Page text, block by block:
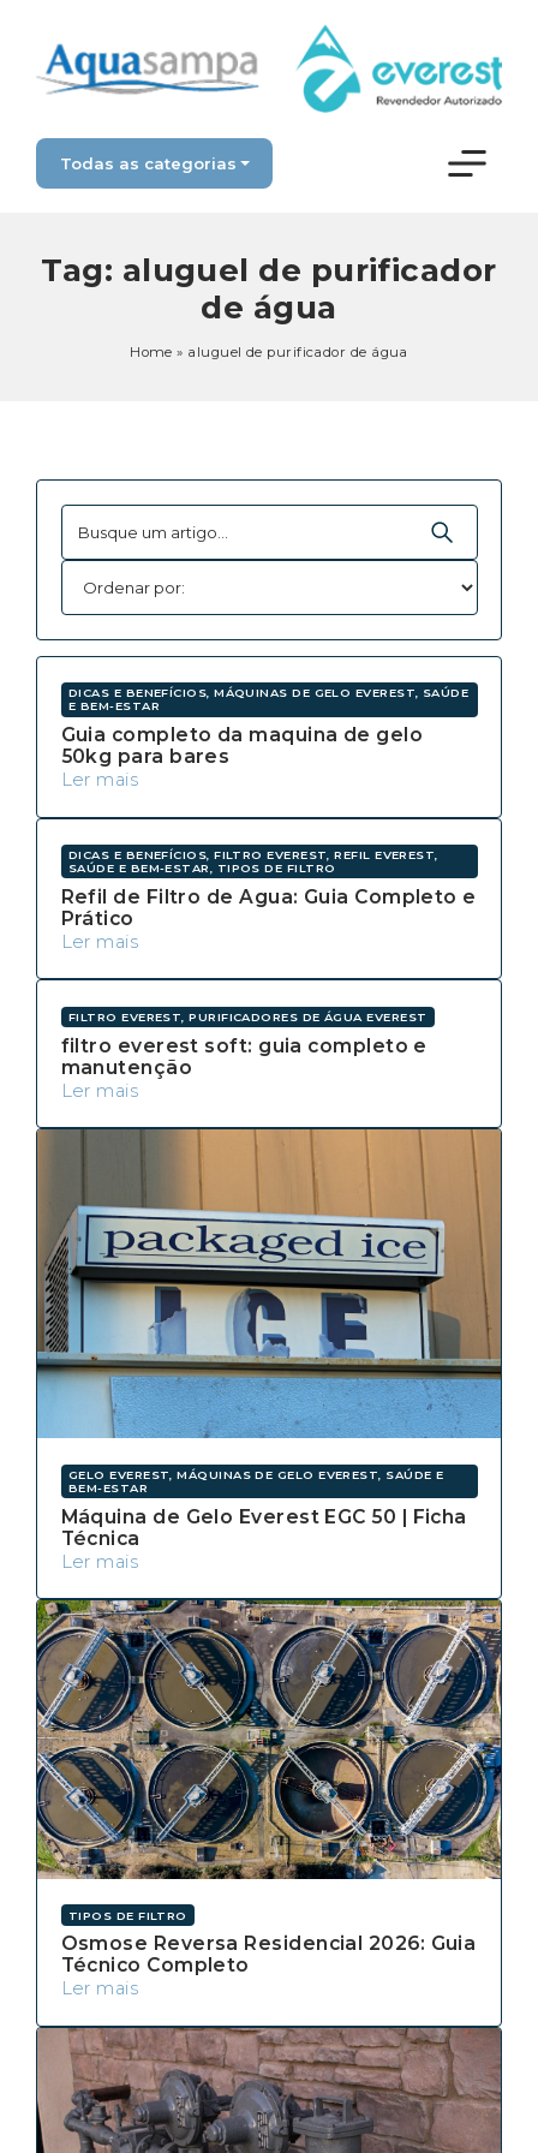
Todas as categorias
Tag: aluguel de purificador
de água
Home » aluguel de purificador de água
DICAS E BENEFÍCIOS, MÁQUINAS DE GELO EVEREST, SAÚDE
E BEM-ESTAR
Guia completo da maquina de gelo
50kg para bares
Ler mais
DICAS E BENEFÍCIOS, FILTRO EVEREST, REFIL EVEREST,
SAÚDE E BEM-ESTAR, TIPOS DE FILTRO
Refil de Filtro de Agua: Guia Completo e
Prático
Ler mais
FILTRO EVEREST, PURIFICADORES DE ÁGUA EVEREST
filtro everest soft: guia completo e
manutenção
Ler mais
GELO EVEREST, MÁQUINAS DE GELO EVEREST, SAÚDE E
BEM-ESTAR
Máquina de Gelo Everest EGC 50 | Ficha
Técnica
Ler mais
TIPOS DE FILTRO
Osmose Reversa Residencial 2026: Guia
Técnico Completo
Ler mais